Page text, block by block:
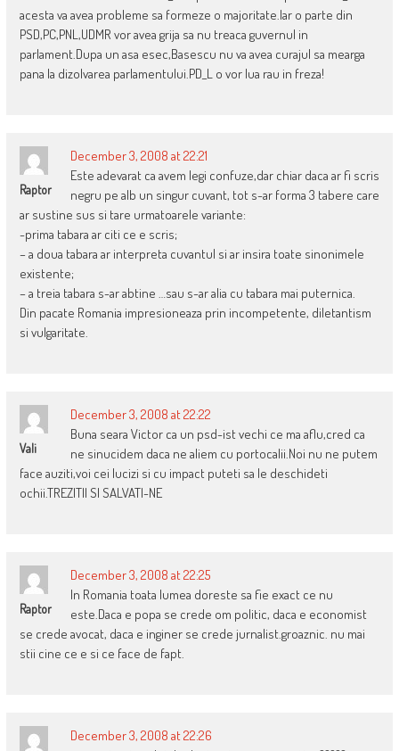
acesta va avea probleme sa formeze o majoritate.Iar o parte din
PSD,PC,PNL,UDMR vor avea grija sa nu treaca guvernul in
parlament.Dupa un asa esec,Basescu nu va avea curajul sa mearga
pana la dizolvarea parlamentului.PD_L o vor lua rau in freza!
Raptor
December 3, 2008 at 22:21
Este adevarat ca avem legi confuze,dar chiar daca ar fi scris
negru pe alb un singur cuvant, tot s-ar forma 3 tabere care
ar sustine sus si tare urmatoarele variante:
-prima tabara ar citi ce e scris;
– a doua tabara ar interpreta cuvantul si ar insira toate sinonimele
existente;
– a treia tabara s-ar abtine …sau s-ar alia cu tabara mai puternica.
Din pacate Romania impresioneaza prin incompetente, diletantism
si vulgaritate.
Vali
December 3, 2008 at 22:22
Buna seara Victor ca un psd-ist vechi ce ma aflu,cred ca
ne sinucidem daca ne aliem cu portocalii.Noi nu ne putem
face auziti,voi cei lucizi si cu impact puteti sa le deschideti
ochii.TREZITII SI SALVATI-NE
Raptor
December 3, 2008 at 22:25
In Romania toata lumea doreste sa fie exact ce nu
este.Daca e popa se crede om politic, daca e economist
se crede avocat, daca e inginer se crede jurnalist.groaznic. nu mai
stii cine ce e si ce face de fapt.
December 3, 2008 at 22:26